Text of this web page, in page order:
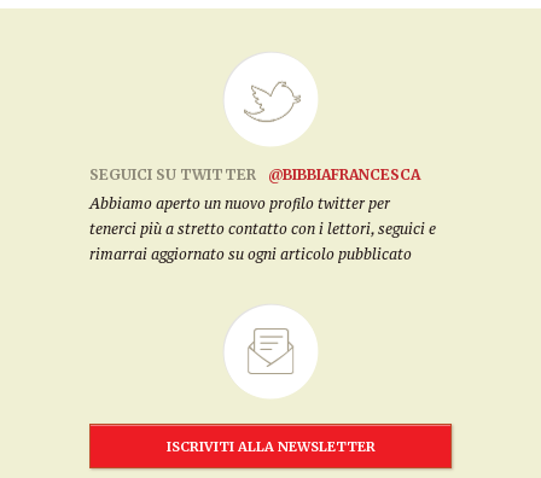
SEGUICI SU TWITTER
@BIBBIAFRANCESCA
Abbiamo aperto un nuovo profilo twitter per
tenerci più a stretto contatto con i lettori, seguici e
rimarrai aggiornato su ogni articolo pubblicato
ISCRIVITI ALLA NEWSLETTER